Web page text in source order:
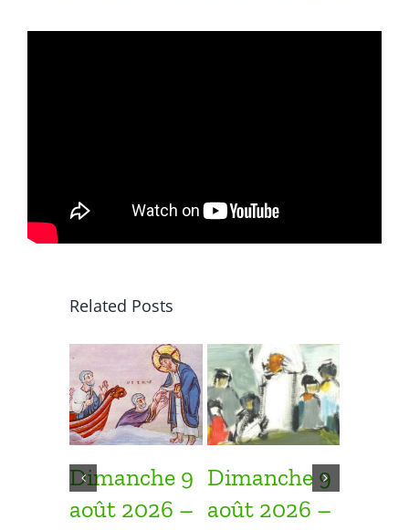
Related Posts
Dimanche 9
août 2026 –
Dimanche 9
août 2026 –